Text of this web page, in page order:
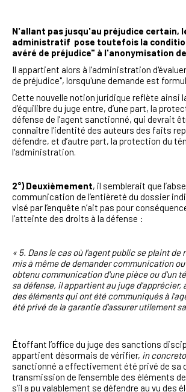
N'allant pas jusqu'au préjudice certain,
administratif pose toutefois la
avéré de préjudice" à l'anonymisation
Il appartient alors à l'administration
de préjudice", lorsqu'une demande est
Cette nouvelle notion juridique reflète ainsi
d’équilibre du juge entre, d’une part, la
défense de l’agent sanctionné, qui devrait
connaître l'identité des auteurs des faits
défendre, et d’autre part, la protection du
l'administration.
2°) Deuxièmement, il semblerait que
communication de l’entièreté du dossier
visé par l’enquête n’ait pas pour
l’atteinte des droits à la défense :
« 5. Dans le cas où l'agent public se plaint de
mis à même de demander communication
obtenu communication d'une pièce ou d'un
sa défense, il appartient au juge d'apprécier,
des éléments qui ont été communiqués à
été privé de la garantie d'assurer utilement
Étoffant l’office du juge des sanctions
appartient désormais de vérifier, in concreto
sanctionné a effectivement été privé de sa
transmission de l’ensemble des éléments
s’il a pu valablement se défendre au vu des